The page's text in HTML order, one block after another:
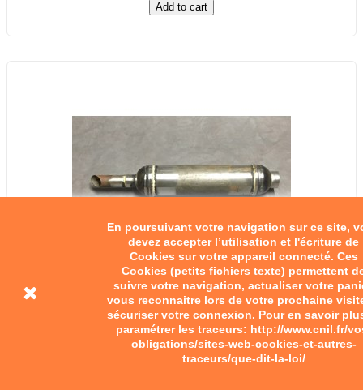
En poursuivant votre navigation sur ce site,
devez accepter l’utilisation et l'écriture de
Cookies sur votre appareil connecté. Ces
Cookies (petits fichiers texte) permettent
suivre votre navigation, actualiser votre
vous reconnaitre lors de votre prochaine
sécuriser votre connexion. Pour en savoir
paramétrer les traceurs: http://www.cnil.fr/
obligations/sites-web-cookies-et-autres-
traceurs/que-dit-la-loi/
Add to cart